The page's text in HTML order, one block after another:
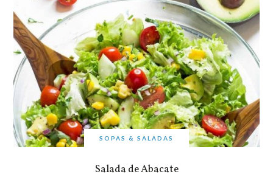
SOPAS & SALADAS
Salada de Abacate